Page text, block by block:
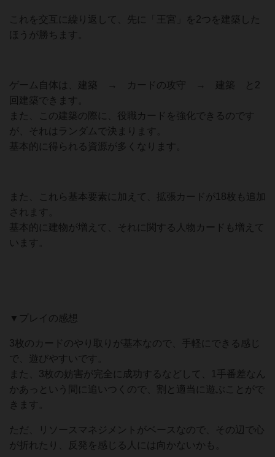
これを交互に繰り返して、先に「王宮」を2つを建築した
ほうが勝ちます。
ゲーム自体は、建築 → カードの攻守 → 建築 と2
回建築できます。
また、この建築の際に、役職カードを強化できるのです
が、それはランダムで決まります。
基本的に得られる資源が多くなります。
また、これら基本要素に加えて、拡張カードが18枚も追加
されます。
基本的に建物が増えて、それに関する人物カードも増えて
います。
▼プレイの感想
3枚のカードのやり取りが基本なので、手軽にできる感じ
で、遊びやすいです。
また、3枚の妨害が完全に成功するなどして、1手番差なん
かあっという間に追いつくので、割と適当に遊ぶことがで
きます。
ただ、リソースマネジメントがベースなので、その辺で心
が折れたり、反発を感じる人には向かないかも。